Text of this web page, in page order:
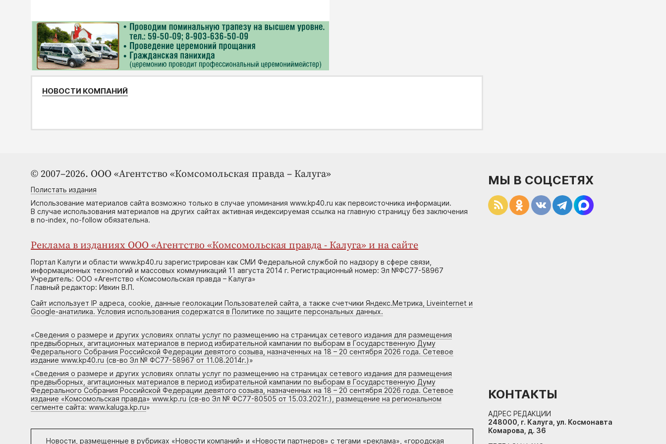
НОВОСТИ КОМПАНИЙ
© 2007–2026. ООО «Агентство «Комсомольская правда – Калуга»
Полистать издания
Использование материалов сайта возможно только в случае упоминания www.kp40.ru как первоисточника информации.
В случае использования материалов на других сайтах активная индексируемая ссылка на главную страницу без заключения
в no-index, no-follow обязательна.
Реклама в изданиях ООО «Агентство «Комсомольская правда - Калуга» и на сайте
Портал Калуги и области www.kp40.ru зарегистрирован как СМИ Федеральной службой по надзору в сфере связи,
информационных технологий и массовых коммуникаций 11 августа 2014 г. Регистрационный номер: Эл №ФС77-58967
Учредитель: ООО «Агентство «Комсомольская правда – Калуга»
Главный редактор: Ивкин В.П.
Сайт использует IP адреса, cookie, данные геолокации Пользователей сайта, а также счетчики Яндекс.Метрика, Liveinternet и
Google-анатилика. Условия использования содержатся в Политике по защите персональных данных.
«Сведения о размере и других условиях оплаты услуг по размещению на страницах сетевого издания для размещения
предвыборных, агитационных материалов в период избирательной кампании по выборам в Государственную Думу
Федерального Собрания Российской Федерации девятого созыва, назначенных на 18 – 20 сентября 2026 года. Сетевое
издание www.kp40.ru (св-во Эл № ФС77-58967 от 11.08.2014г.)»
«Сведения о размере и других условиях оплаты услуг по размещению на страницах сетевого издания для размещения
предвыборных, агитационных материалов в период избирательной кампании по выборам в Государственную Думу
Федерального Собрания Российской Федерации девятого созыва, назначенных на 18 – 20 сентября 2026 года. Сетевое
издание «Комсомольская правда» www.kp.ru (св-во Эл № ФС77-80505 от 15.03.2021г.), размещение на региональном
сегменте сайта: www.kaluga.kp.ru»
Новости, размещенные в рубриках «Новости компаний» и «Новости партнеров» с тегами «реклама», «городская
МЫ В СОЦСЕТЯХ
КОНТАКТЫ
АДРЕС РЕДАКЦИИ
248000, г. Калуга, ул. Космонавта
Комарова, д. 36